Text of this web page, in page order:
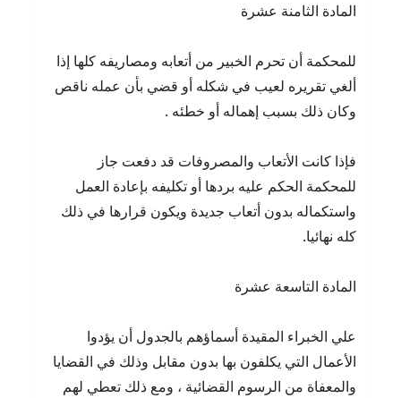
المادة الثامنة عشرة
للمحكمة أن تحرم الخبير من أتعابه ومصاريفه كلها إذا
ألغي تقريره لعيب في شكله أو قضي بأن عمله ناقص
وكان ذلك بسبب إهماله أو خطئه .
فإذا كانت الأتعاب والمصروفات قد دفعت جاز
للمحكمة الحكم عليه بردها أو تكليفه بإعادة العمل
واستكماله بدون أتعاب جديدة ويكون قرارها في ذلك
كله نهائيا.
المادة التاسعة عشرة
علي الخبراء المقيدة أسماؤهم بالجدول أن يؤدوا
الأعمال التي يكلفون بها بدون مقابل وذلك في القضايا
والمعفاة من الرسوم القضائية ، ومع ذلك تعطي لهم